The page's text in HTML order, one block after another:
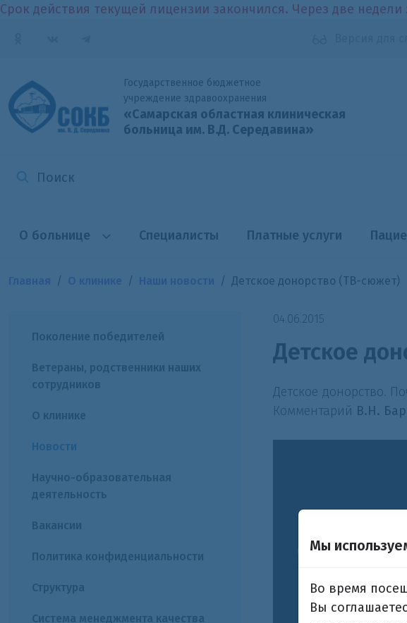
Срок действия текущей лицензии закончился. Через две
Государственное бюджетное
учреждение здравоохранения
«Самарская областная клиническая
больница им. В.Д. Середавина»
О больнице Специалисты Платные услуги
Детское донорство (ТВ-сюжет)
Поколение победителей
Ветераны, родственники наших
сотрудников
О клинике
Новости
Научно-образовательная
деятельность
Вакансии
Политика конфиденциальности
Структура
Система менеджмента качества
04.06.2015
Детское
Детское донорство.
Комментарий В.Н.
Мы
Во время
Вы